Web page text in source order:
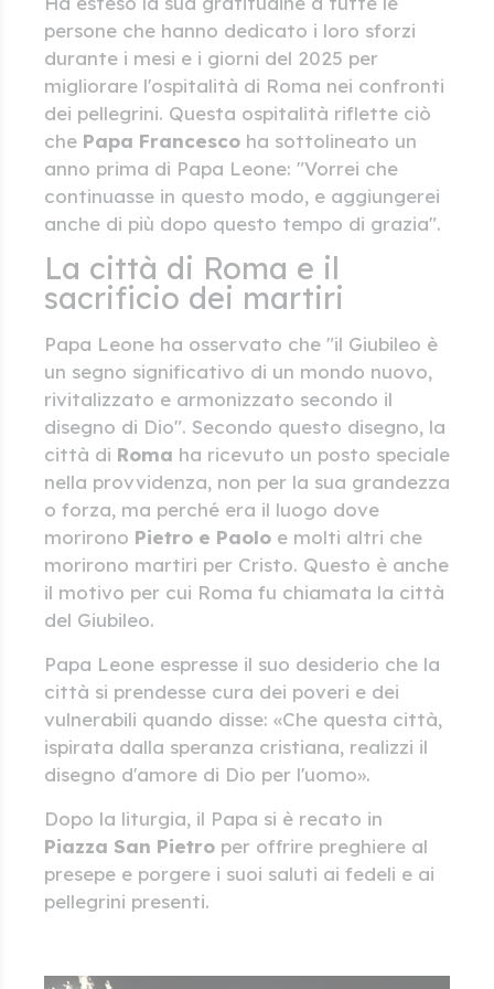
persone che hanno dedicato i loro sforzi
durante i mesi e i giorni del 2025 per
migliorare l'ospitalità di Roma nei confronti
dei pellegrini. Questa ospitalità riflette ciò
che Papa Francesco ha sottolineato un
anno prima di Papa Leone: "Vorrei che
continuasse in questo modo, e aggiungerei
anche di più dopo questo tempo di grazia".
La città di Roma e il
sacrificio dei martiri
Papa Leone ha osservato che "il Giubileo è
un segno significativo di un mondo nuovo,
rivitalizzato e armonizzato secondo il
disegno di Dio". Secondo questo disegno, la
città di Roma ha ricevuto un posto speciale
nella provvidenza, non per la sua grandezza
o forza, ma perché era il luogo dove
morirono Pietro e Paolo e molti altri che
morirono martiri per Cristo. Questo è anche
il motivo per cui Roma fu chiamata la città
del Giubileo.
Papa Leone espresse il suo desiderio che la
città si prendesse cura dei poveri e dei
vulnerabili quando disse: «Che questa città,
ispirata dalla speranza cristiana, realizzi il
disegno d'amore di Dio per l'uomo».
Dopo la liturgia, il Papa si è recato in
Piazza San Pietro per offrire preghiere al
presepe e porgere i suoi saluti ai fedeli e ai
pellegrini presenti.